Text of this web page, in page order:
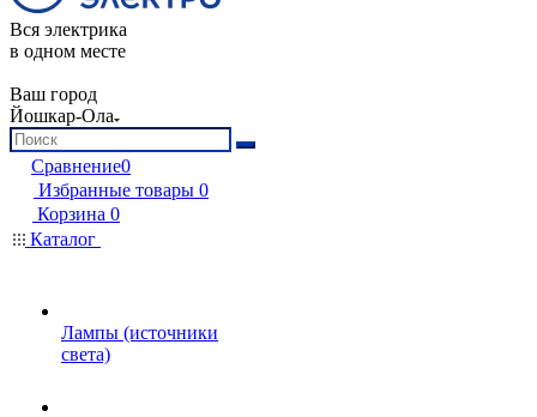
Вся электрика
в одном месте
Ваш город
Йошкар-Ола
Сравнение0
Избранные товары 0
Корзина 0
Каталог
Лампы (источники
света)